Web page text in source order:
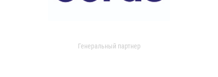
Генеральный партнер